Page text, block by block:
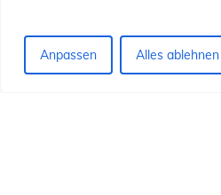
Anpassen Alles ablehnen